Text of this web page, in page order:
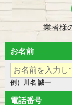
業者様
お名前
例）川名 誠一
電話番号